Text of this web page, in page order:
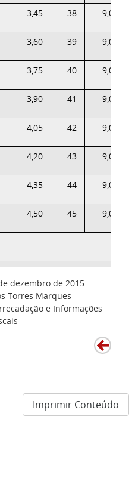
3,45 38 9,00
3,60 39 9,00
3,75 40 9,00
3,90 41 9,00
4,05 42 9,00
4,20 43 9,00
4,35 44 9,00
4,50 45 9,00
dezembro de 2015.
Torres Marques
e Informações
Imprimir Conteúdo